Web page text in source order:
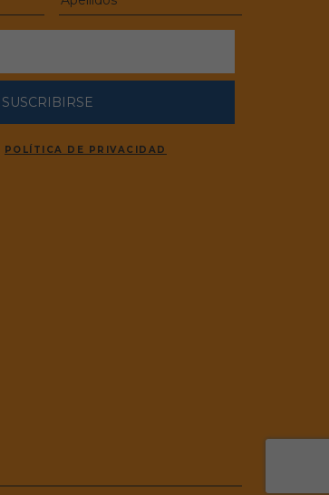
SUSCRIBIRSE
POLÍTICA DE PRIVACIDAD